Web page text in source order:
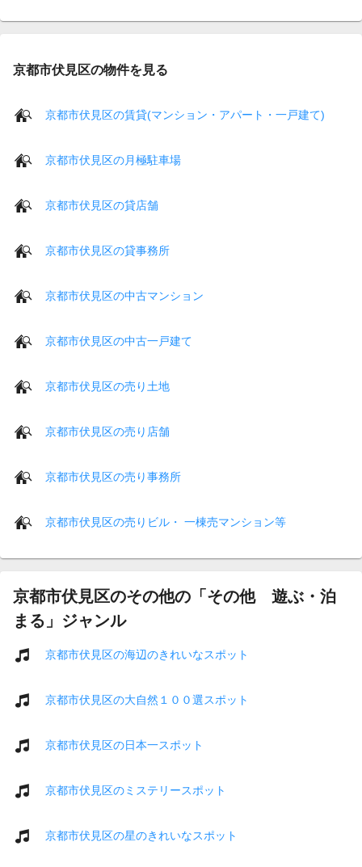
京都市伏見区の物件を見る
京都市伏見区の賃貸(マンション・アパート・一戸建て)
京都市伏見区の月極駐車場
京都市伏見区の貸店舗
京都市伏見区の貸事務所
京都市伏見区の中古マンション
京都市伏見区の中古一戸建て
京都市伏見区の売り土地
京都市伏見区の売り店舗
京都市伏見区の売り事務所
京都市伏見区の売りビル・ 一棟売マンション等
京都市伏見区のその他の「その他 遊ぶ・泊
まる」ジャンル
京都市伏見区の海辺のきれいなスポット
京都市伏見区の大自然１００選スポット
京都市伏見区の日本一スポット
京都市伏見区のミステリースポット
京都市伏見区の星のきれいなスポット